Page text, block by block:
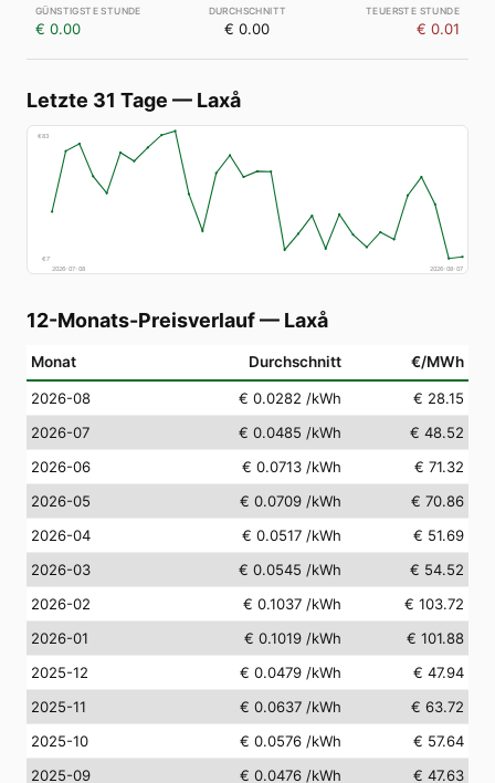
€ 0.00 € 0.00 € 0.01
Letzte 31 Tage — Laxå
€83
€7
2026-07-08
2026-08-07
12-Monats-Preisverlauf— Laxå
Monat Durchschnitt €/MWh
2026-08 € 0.0282 /kWh
€ 28.15
2026-07
€ 0.0485 /kWh
€ 48.52
2026-06
€ 0.0713 /kWh
€ 71.32
2026-05
€ 0.0709 /kWh
€ 70.86
2026-04
€ 0.0517 /kWh
€ 51.69
2026-03
€ 0.0545 /kWh
€ 54.52
2026-02
€ 0.1037 /kWh
€ 103.72
2026-01
€ 0.1019 /kWh
€ 101.88
2025-12
€ 0.0479 /kWh
€ 47.94
2025-11
€ 0.0637 /kWh
€ 63.72
2025-10
€ 0.0576 /kWh
€ 57.64
2025-09
€ 0.0476 /kWh € 47.63